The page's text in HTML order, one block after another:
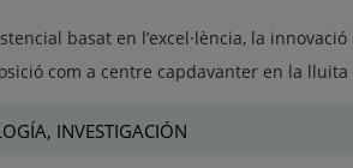
basat en l’excel·lència, la
com a centre capdavanter en la
INVESTIGACIÓN